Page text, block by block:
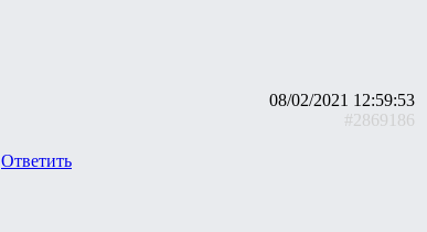
08/02/2021 12:59:53
#2869186
Ответить